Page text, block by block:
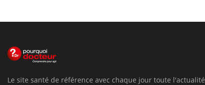
Le site santé de référence avec chaque jour toute l'actualité